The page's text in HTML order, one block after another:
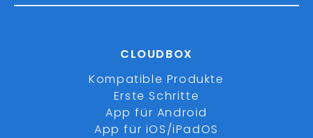
CLOUDBOX
Kompatible Produkte
Erste Schritte
App für Android
App für iOS/iPadOS